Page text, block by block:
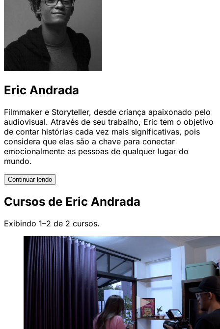
Eric Andrada
Filmmaker e Storyteller, desde criança apaixonado pelo
audiovisual. Através de seu trabalho, Eric tem o objetivo
de contar histórias cada vez mais significativas, pois
considera que elas são a chave para conectar
emocionalmente as pessoas de qualquer lugar do
mundo.
Continuar lendo
Cursos de Eric Andrada
Exibindo 1–2 de 2 cursos.